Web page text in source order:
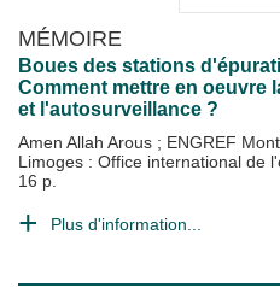
MÉMOIRE
Boues des stations
Comment mettre en oeuvre
et l'autosurveillance ?
Amen Allah Arous ; ENGREF
Limoges : Office international de
16 p.
Plus d'information...